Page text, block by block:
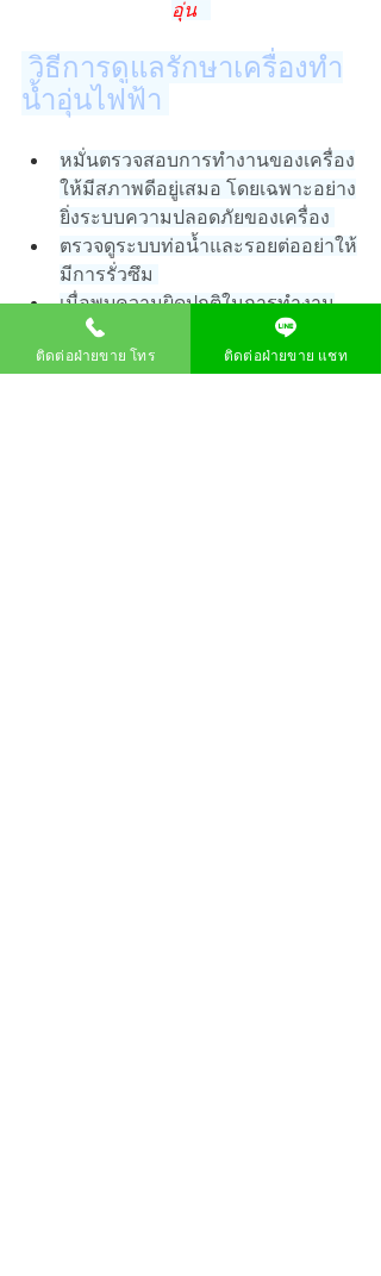
อุ่น
วิธีการดูแลรักษาเครื่องทำ
น้ำอุ่นไฟฟ้า
หมั่นตรวจสอบการทำงานของเครื่อง
ให้มีสภาพดีอยู่เสมอ โดยเฉพาะอย่าง
ยิ่งระบบความปลอดภัยของเครื่อง
ตรวจดูระบบท่อน้ำและรอยต่ออย่าให้
มีการรั่วซึม
เมื่อพบความผิดปกติในการทำงาน
ของเครื่อง ควรให้ช่างผู้ชำนาญตรวจ
สอบ
ติดต่อฝ่ายขาย โทร ติดต่อฝ่ายขาย แชท